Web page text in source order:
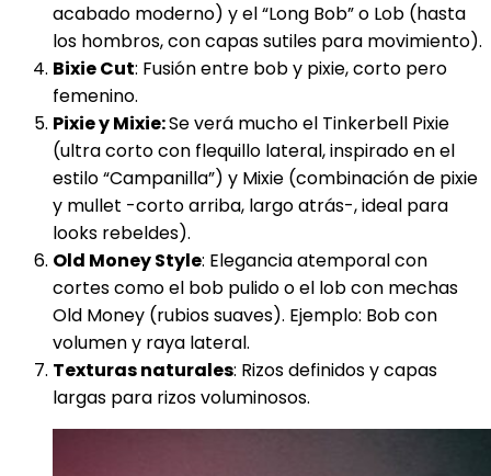
acabado moderno) y el “Long Bob” o Lob (hasta
los hombros, con capas sutiles para movimiento).
Bixie Cut: Fusión entre bob y pixie, corto pero
femenino.
Pixie y Mixie:Se verá mucho el Tinkerbell Pixie
(ultra corto con flequillo lateral, inspirado en el
estilo “Campanilla”) y Mixie (combinación de pixie
y mullet -corto arriba, largo atrás-, ideal para
looks rebeldes).
Old Money Style: Elegancia atemporal con
cortes como el bob pulido o el lob con mechas
Old Money (rubios suaves). Ejemplo: Bob con
volumen y raya lateral.
Texturas naturales: Rizos definidos y capas
largas para rizos voluminosos.